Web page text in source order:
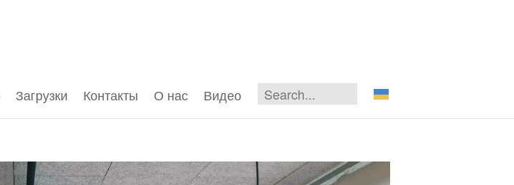
Загрузки Контакты О нас Видео